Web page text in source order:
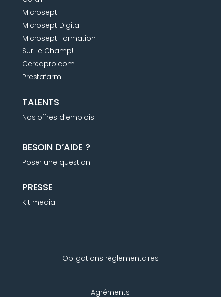
Microsept
Microsept Digital
Microsept Formation
Sur Le Champ!
Cereapro.com
Prestafarm
TALENTS
Nos offres d’emplois
BESOIN D’AIDE ?
Poser une question
PRESSE
Kit media
Obligations réglementaires
Agréments